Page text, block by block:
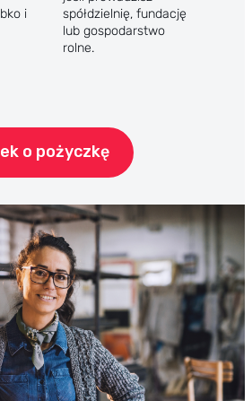
i
spółdzielnię, fundację
lub gospodarstwo
rolne.
o pożyczkę